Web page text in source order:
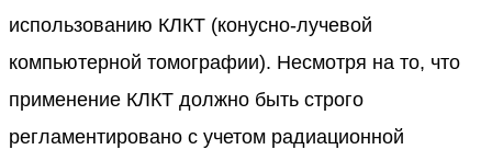
использованию КЛКТ (конусно-лучевой
компьютерной томографии). Несмотря на то, что
применение КЛКТ должно быть строго
регламентировано с учетом радиационной